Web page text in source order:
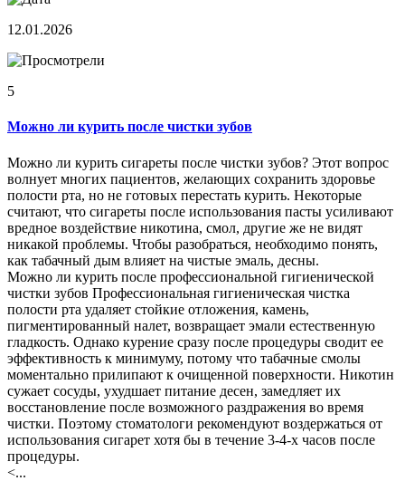
12.01.2026
5
Можно ли курить после чистки зубов
Можно ли курить сигареты после чистки зубов? Этот вопрос
волнует многих пациентов, желающих сохранить здоровье
полости рта, но не готовых перестать курить. Некоторые
считают, что сигареты после использования пасты усиливают
вредное воздействие никотина, смол, другие же не видят
никакой проблемы. Чтобы разобраться, необходимо понять,
как табачный дым влияет на чистые эмаль, десны.
Можно ли курить после профессиональной гигиенической
чистки зубов Профессиональная гигиеническая чистка
полости рта удаляет стойкие отложения, камень,
пигментированный налет, возвращает эмали естественную
гладкость. Однако курение сразу после процедуры сводит ее
эффективность к минимуму, потому что табачные смолы
моментально прилипают к очищенной поверхности. Никотин
сужает сосуды, ухудшает питание десен, замедляет их
восстановление после возможного раздражения во время
чистки. Поэтому стоматологи рекомендуют воздержаться от
использования сигарет хотя бы в течение 3-4-х часов после
процедуры.
<...